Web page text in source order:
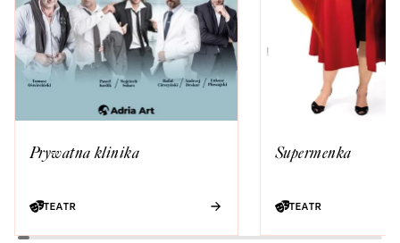
Prywatna klinika
TEATR
Supermenka
TEATR